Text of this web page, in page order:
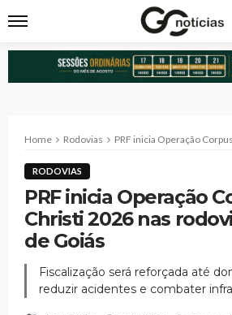
Home Rodovias PRF inicia Operação Corpus Christi
RODOVIAS
PRF inicia Operação
Christi 2026 nas
de Goiás
Fiscalização será reforçada até
reduzir acidentes e combater